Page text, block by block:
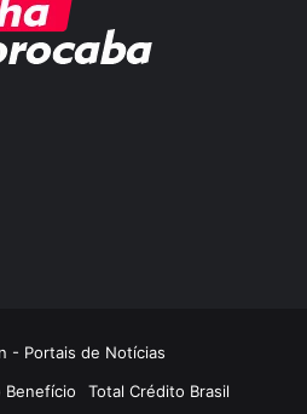
- Portais de Notícias
Benefício Total Crédito Brasil